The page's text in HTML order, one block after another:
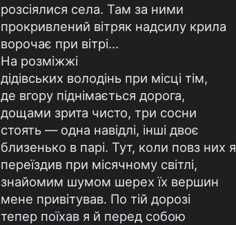
розсіялися села. Там за ними
прокривлений вітряк надсилу крила
ворочає при вітрі...
На розміжжі
дідівських володінь при місці тім,
де вгору піднімається дорога,
дощами зрита чисто, три сосни
стоять — одна навідлі, інші двоє
близенько в парі. Тут, коли повз них я
переїздив при місячному світлі,
знайомим шумом шерех їх вершин
мене привітував. По тій дорозі
тепер поїхав я й перед собою